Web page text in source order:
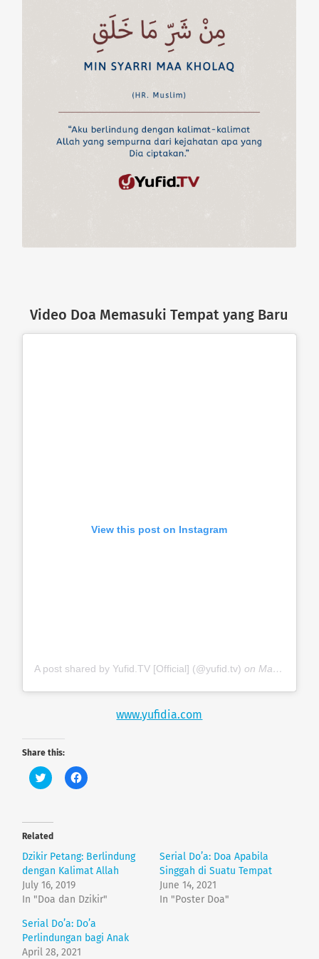
Video Doa Memasuki Tempat yang Baru
View this post on Instagram
A post shared by Yufid.TV [Official] (@yufid.tv) on Mar 24, 2019 at 7:56am PDT
www.yufidia.com
Share this:
C
l
t
o
s
h
a
r
e
o
n
T
i
t
t
e
C
l
h
a
r
e
n
F
c
e
b
Related
Dzikir Petang: Berlindung
dengan Kalimat Allah
July 16, 2019
In "Doa dan Dzikir"
Serial Do’a: Doa Apabila
Singgah di Suatu Tempat
June 14, 2021
In "Poster Doa"
Serial Do’a: Do’a
Perlindungan bagi Anak
April 28, 2021